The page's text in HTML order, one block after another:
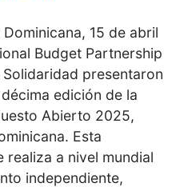
15 de abril
Budget Partnership
Solidaridad presentaron
edición de la
Abierto 2025,
Esta
realiza a nivel mundial
independiente,